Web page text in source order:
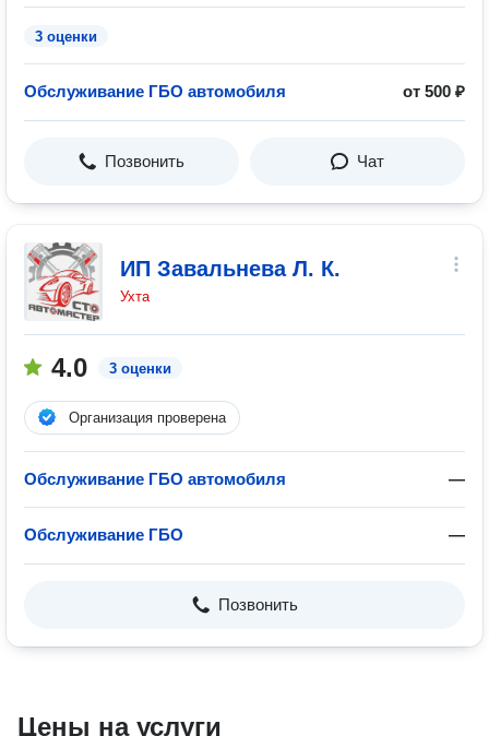
3 оценки
Обслуживание ГБО автомобиля от 500 ₽
Позвонить Чат
ИП Завальнева Л. К.
Ухта
4.0 3 оценки
Организация проверена
Обслуживание ГБО автомобиля —
Обслуживание ГБО —
Позвонить
Цены на услуги